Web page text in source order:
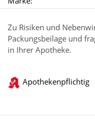
Zu Risiken und
Packungsbeilage und
in Ihrer Apotheke.
Apothekenpflichtig